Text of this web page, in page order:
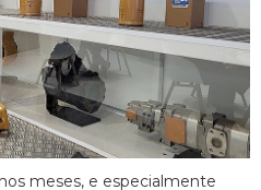
meses, e especialmente